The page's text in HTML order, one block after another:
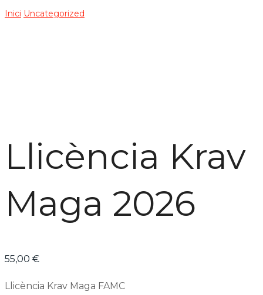
Inici Uncategorized
Llicència Krav
Maga 2026
55,00 €
Llicència Krav Maga FAMC